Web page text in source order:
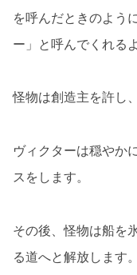
を呼んだときのよう
ー」と呼んでくれる
怪物は創造主を許し
ヴィクターは穏やか
スをします。
その後、怪物は船を
る道へと解放します。